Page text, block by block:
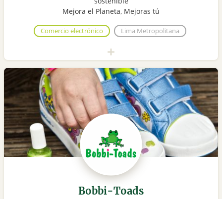
Mejora el Planeta, Mejoras tú
Comercio electrónico Lima Metropolitana
Bobbi-Toads